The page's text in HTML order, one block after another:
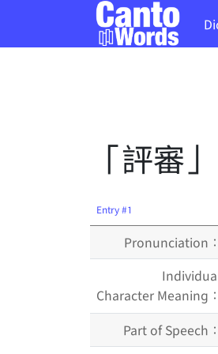
「評審」
Entry #1
Pronunciation：
Character Meaning：
Part of Speech：